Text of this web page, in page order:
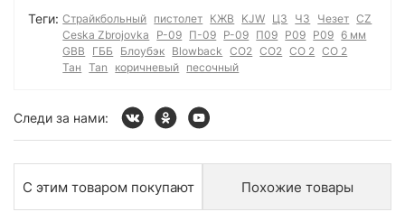
Теги: Страйкбольный пистолет КЖВ KJW ЦЗ ЧЗ Чезет CZ
Ceska Zbrojovka
P-09 П-09 Р-09 П09 Р09 P09 6 мм
GBB
ГББ Блоубэк Blowback CO2 СО2 СО 2 CO 2
Тан
Tan коричневый песочный
Следи за нами:
С этим товаром покупают Похожие товары